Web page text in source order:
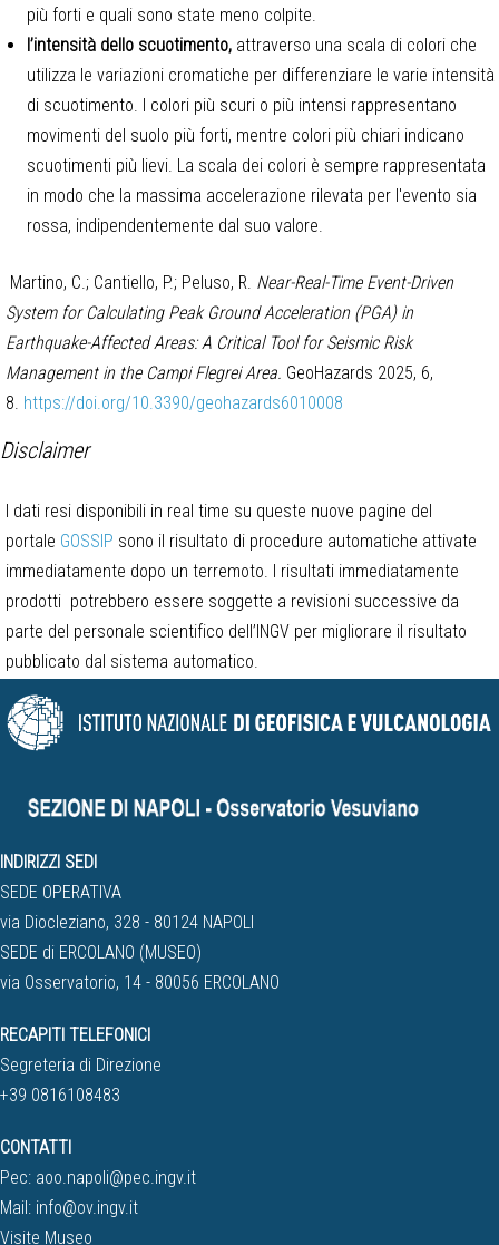
più forti e quali sono state meno colpite.
l’intensità dello scuotimento, attraverso una scala di colori che
utilizza le variazioni cromatiche per differenziare le varie intensità
di scuotimento. I colori più scuri o più intensi rappresentano
movimenti del suolo più forti, mentre colori più chiari indicano
scuotimenti più lievi. La scala dei colori è sempre rappresentata
in modo che la massima accelerazione rilevata per l'evento sia
rossa, indipendentemente dal suo valore.
Martino, C.; Cantiello, P.; Peluso, R. Near-Real-Time Event-Driven
System for Calculating Peak Ground Acceleration (PGA) in
Earthquake-Affected Areas: A Critical Tool for Seismic Risk
Management in the Campi Flegrei Area. GeoHazards 2025, 6,
8. https://doi.org/10.3390/geohazards6010008
Disclaimer
I dati resi disponibili in real time su queste nuove pagine del
portale GOSSIP sono il risultato di procedure automatiche attivate
immediatamente dopo un terremoto. I risultati immediatamente
prodotti potrebbero essere soggette a revisioni successive da
parte del personale scientifico dell’INGV per migliorare il risultato
pubblicato dal sistema automatico.
INDIRIZZI SEDI
SEDE OPERATIVA
via Diocleziano, 328 - 80124 NAPOLI
SEDE di ERCOLANO (MUSEO)
via Osservatorio, 14 - 80056 ERCOLANO
RECAPITI TELEFONICI
Segreteria di Direzione
+39 0816108483
CONTATTI
Pec: aoo.napoli@pec.ingv.it
Mail: info@ov.ingv.it
Visite Museo